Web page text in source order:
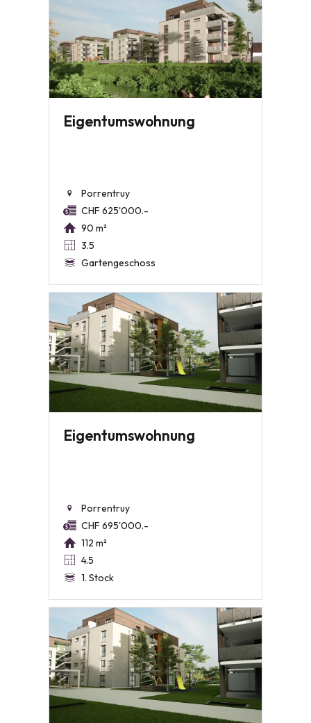
Eigentumswohnung
Porrentruy
CHF 625'000.-
90 m²
3.5
Gartengeschoss
Eigentumswohnung
Porrentruy
CHF 695'000.-
112 m²
4.5
1. Stock